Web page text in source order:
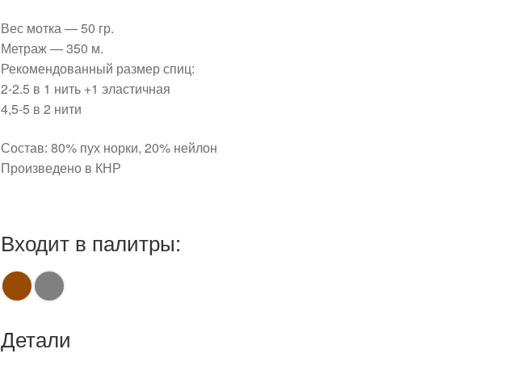
Вес мотка — 50 гр.
Метраж — 350 м.
Рекомендованный размер спиц:
2-2.5 в 1 нить +1 эластичная
4,5-5 в 2 нити
Состав: 80% пух норки, 20% нейлон
Произведено в КНР
Входит в палитры:
Детали